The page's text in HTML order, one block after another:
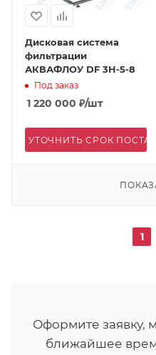
Дисковая система
фильтрации
АКВАФЛОУ DF 3H-5-8
Под заказ
1 220 000 ₽/шт
УТОЧНИТЬ СРОК
1
Оформите заявку,
ближайшее